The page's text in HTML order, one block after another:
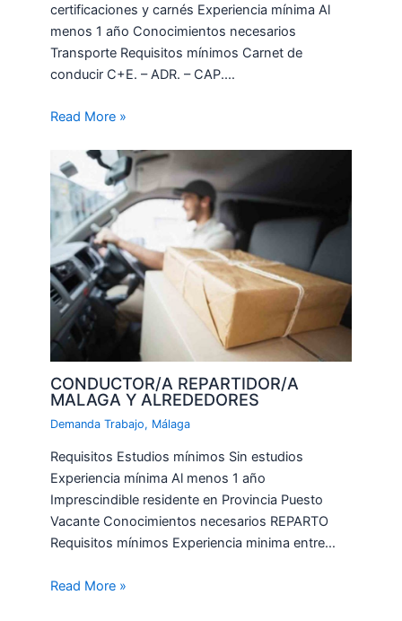
certificaciones y carnés Experiencia mínima Al
menos 1 año Conocimientos necesarios
Transporte Requisitos mínimos Carnet de
conducir C+E. – ADR. – CAP.…
Read More »
CONDUCTOR/A REPARTIDOR/A
MALAGA Y ALREDEDORES
Demanda Trabajo, Málaga
Requisitos Estudios mínimos Sin estudios
Experiencia mínima Al menos 1 año
Imprescindible residente en Provincia Puesto
Vacante Conocimientos necesarios REPARTO
Requisitos mínimos Experiencia minima entre…
Read More »